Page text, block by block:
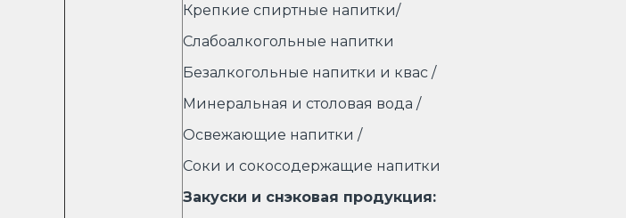
Крепкие спиртные напитки/
Слабоалкогольные напитки
Безалкогольные напитки и квас /
Минеральная и столовая вода /
Освежающие напитки /
Соки и сокосодержащие напитки
Закуски и снэковая продукция: